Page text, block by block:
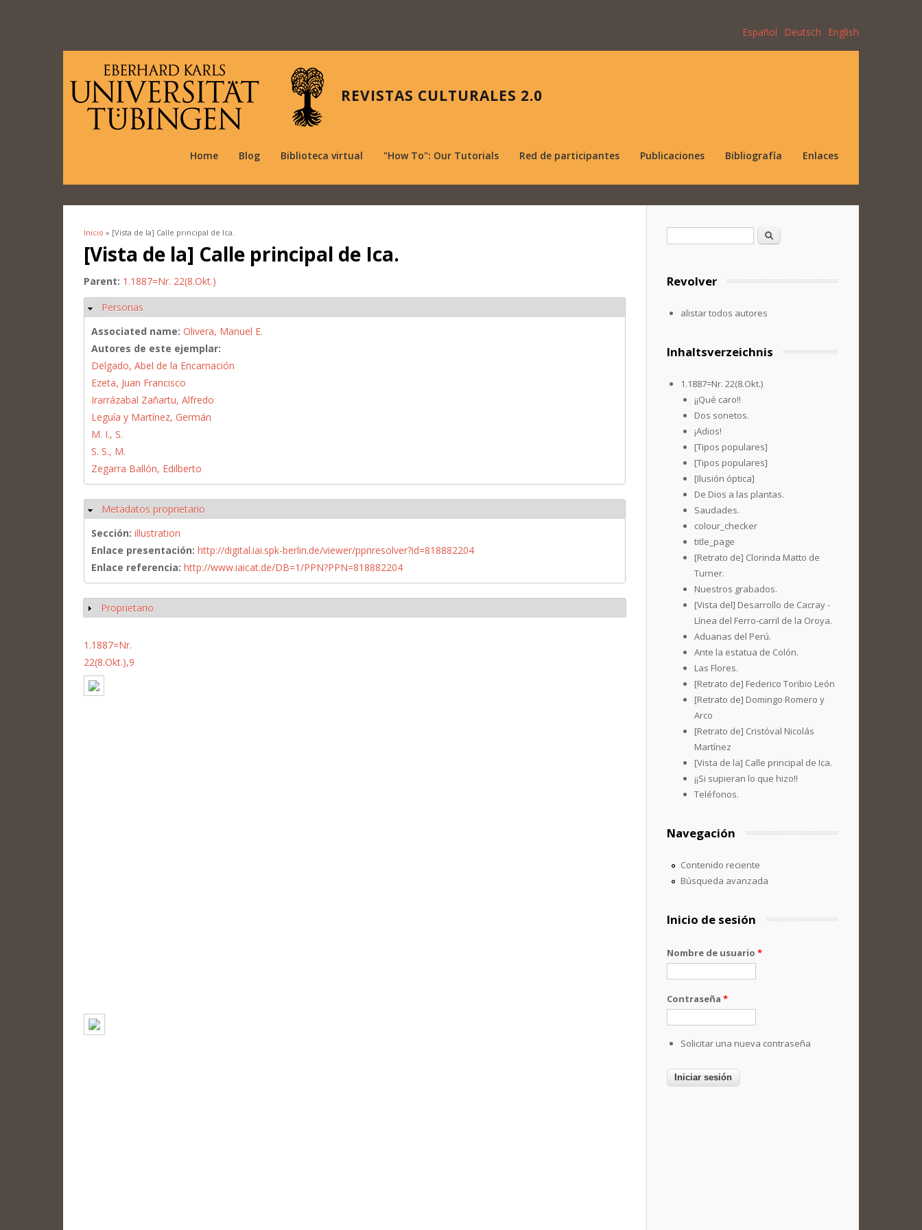
Español Deutsch English
REVISTAS CULTURALES 2.0
Home Blog Biblioteca virtual "How To": Our Tutorials Red de participantes Publicaciones Bibliografía Enlaces
Se encuentra usted aquí
Inicio » [Vista de la] Calle principal de Ica.
[Vista de la] Calle principal de Ica.
Parent: 1.1887=Nr. 22(8.Okt.)
Ocultar
Personas
Associated name: Olivera, Manuel E.
Autores de este ejemplar:
Delgado, Abel de la Encarnación
Ezeta, Juan Francisco
Irarrázabal Zañartu, Alfredo
Leguía y Martínez, Germán
M. I., S.
S. S., M.
Zegarra Ballón, Edilberto
Ocultar
Metadatos proprietario
Sección: illustration
Enlace presentación: http://digital.iai.spk-berlin.de/viewer/ppnresolver?id=818882204
Enlace referencia: http://www.iaicat.de/DB=1/PPN?PPN=818882204
Mostrar
Proprietario
1.1887=Nr.
22(8.Okt.),9
Formulario de búsqueda
Buscar
Revolver
alistar todos autores
Inhaltsverzeichnis
1.1887=Nr. 22(8.Okt.)
¡¡Qué caro!!
Dos sonetos.
¡Adios!
[Tipos populares]
[Tipos populares]
[Ilusión óptica]
De Dios a las plantas.
Saudades.
colour_checker
title_page
[Retrato de] Clorinda Matto de
Turner.
Nuestros grabados.
[Vista del] Desarrollo de Cacray -
Línea del Ferro-carril de la Oroya.
Aduanas del Perú.
Ante la estatua de Colón.
Las Flores.
[Retrato de] Federico Toribio León
[Retrato de] Domingo Romero y
Arco
[Retrato de] Cristóval Nicolás
Martínez
[Vista de la] Calle principal de Ica.
¡¡Si supieran lo que hizo!!
Teléfonos.
Navegación
Contenido reciente
Búsqueda avanzada
Inicio de sesión
Nombre de usuario *
Contraseña *
Solicitar una nueva contraseña